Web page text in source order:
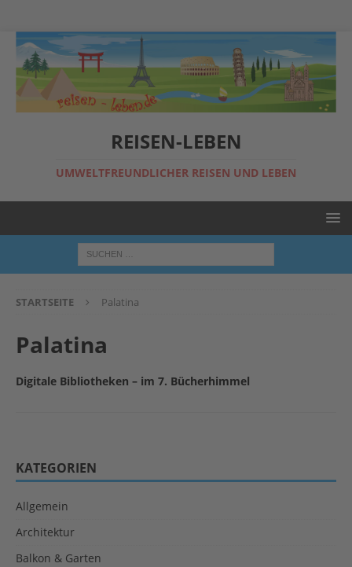
REISEN-LEBEN
UMWELTFREUNDLICHER REISEN UND LEBEN
STARTSEITE Palatina
Palatina
Digitale Bibliotheken – im 7. Bücherhimmel
KATEGORIEN
Allgemein
Architektur
Balkon & Garten